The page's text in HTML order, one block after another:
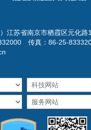
江苏省南京市栖霞区元化路
传真：86-25-